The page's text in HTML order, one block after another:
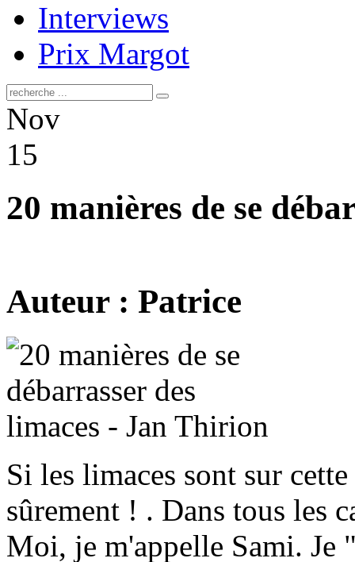
Interviews
Prix Margot
Nov
15
20 manières de se
Auteur : Patrice
Si les limaces sont sur
sûrement ! . Dans tous les
Moi, je m'appelle Sami. Je